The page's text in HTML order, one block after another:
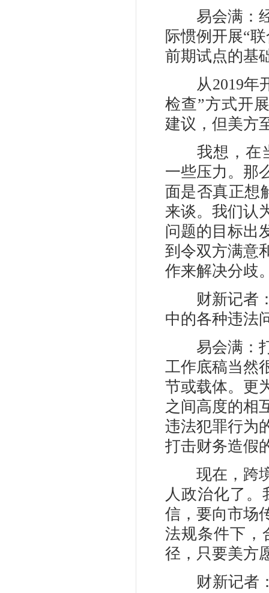
易会满：经
际惯例开展“
前期试点的基
从2019年开
检查”方式开
建议，但美方
我想，在当
一些压力。那
面是否真正想
来谈。我们认
问题的目标出
到令双方满意
作来解决分歧
财新记者：
中的各种违法
易会满：打
工作底稿当然
节或载体。更
之间高度的相
违法犯罪行为
打击财务造假
现在，跨境
人政治化了
信，要向市场
法规条件下，
径，只要美方
财新记者：